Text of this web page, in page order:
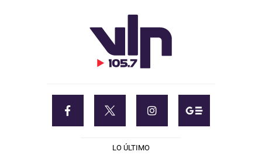
LO ÚLTIMO